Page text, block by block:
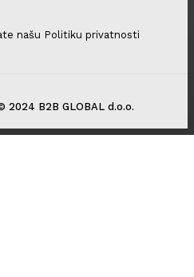
našu Politiku privatnosti
2024 B2B GLOBAL d.o.o.